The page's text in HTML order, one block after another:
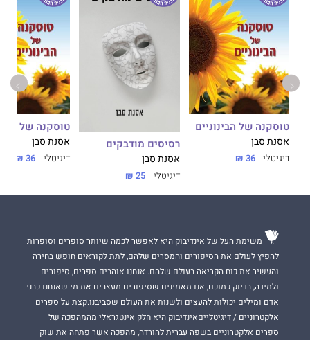
טוסקנה של הבינוניים
אסנת סבן
דיגיטלי 36 ₪
רסיסים מודבקים
אסנת סבן
דיגיטלי 25 ₪
טוסקנה של
אסנת סבן
דיגיטלי 36 ₪
משימת העל של אינדיבוק היא לאפשר לכמה שיותר סופרים וסופרות
להפיץ לעולם את הסיפורים והמסרים שלהם, לתת לקוראים חופש בחירה
והעשיר את כוח הקריאה בעולם שלהם. אנחנו אוהבים ספרים, סיפורים
ולמידה, בדיוק כמוכם, אנו מאמינים שסיפורים מעצבים את מי שאנחנו כבני
אדם ומילים יכולות להעצים ולשנות את העולם שסביבנו.קצת על ספרים
אלקטרוניים / דיגיטלייםאינדיבוק היא חלק אינטגראלי מהמהפכה של
ספרים אלקטרוניים בשפה עברית להורדה, מהפכה אשר פתחה את שוק